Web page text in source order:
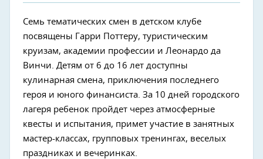
Семь тематических смен в детском клубе
посвящены Гарри Поттеру, туристическим
круизам, академии профессии и Леонардо да
Винчи. Детям от 6 до 16 лет доступны
кулинарная смена, приключения последнего
героя и юного финансиста. За 10 дней городского
лагеря ребенок пройдет через атмосферные
квесты и испытания, примет участие в занятных
мастер-классах, групповых тренингах, веселых
праздниках и вечеринках.